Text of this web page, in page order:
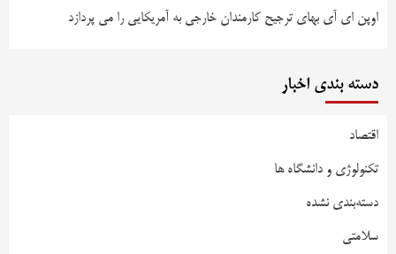
اوپن ای آی بهای ترجیح کارمندان خارجی به آمریکایی را می پردازد
دسته بندی اخبار
اقتصاد
تکنولوژی و دانشگاه ها
دسته‌بندی نشده
سلامتی